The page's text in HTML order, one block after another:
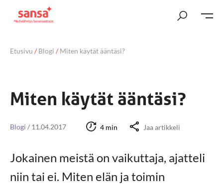
Etusivu /Blogi /Miten käytät ääntäsi?
Miten käytät ääntäsi?
Blogi / 11.04.2017 4 min Jaa artikkeli
Jokainen meistä on vaikuttaja, ajatteli
niin tai ei. Miten elän ja toimin